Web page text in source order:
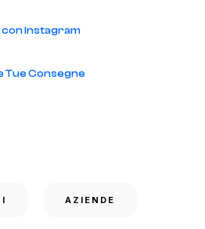
con Instagram
Tue Consegne
AZIENDE